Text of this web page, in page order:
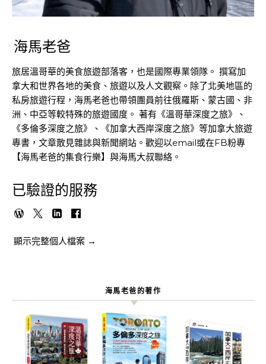
海馬老爸
旅居溫哥華的美食旅遊部落客，也是國際專業領隊。 撰寫加
拿大和世界各地的美食、旅遊以及人文觀察。除了北美地區的
私房旅遊行程，海馬老爸也帶領團員前往俄羅斯、蒙古國、非
洲、中亞等較特殊的旅遊國度。 著有《溫哥華深度之旅》、
《多倫多深度之旅》、《加拿大西岸深度之旅》等加拿大旅遊
專書，文章散見雜誌與新聞網站。歡迎以email或在FB粉專
【海馬老爸的集食行樂】與海馬大叔聯絡。
已驗證的服務
顯示完整個人檔案 →
海馬老爸的著作